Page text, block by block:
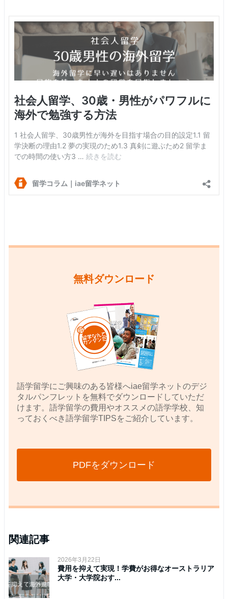
無料ダウンロード
語学留学にご興味のある皆様へiae留学ネットのデジ
タルパンフレットを無料でダウンロードしていただ
けます。語学留学の費用やオススメの語学学校、知
っておくべき語学留学TIPSをご紹介しています。
PDFをダウンロード
関連記事
2026年3月22日
費用を抑えて実現！学費がお得なオーストラリア
大学・大学院おす...